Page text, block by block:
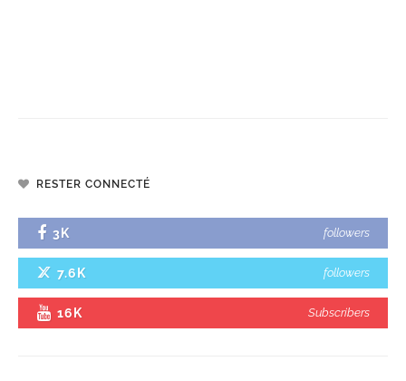
RESTER CONNECTÉ
3K followers
7.6K followers
16K Subscribers